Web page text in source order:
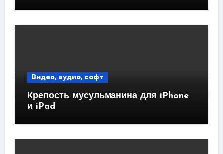
Видео, аудио, софт
Крепость мусульманина для iPhone
и iPad